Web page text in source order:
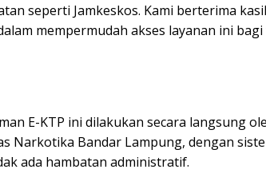
seperti Jamkeskos. Kami berterima
mempermudah akses layanan ini
E-KTP ini dilakukan secara langsung
Narkotika Bandar Lampung, dengan
ada hambatan administratif.